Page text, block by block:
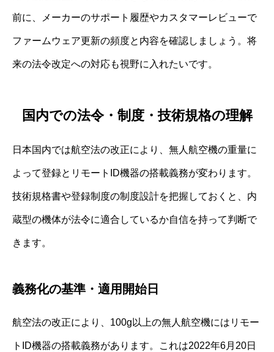
前に、メーカーのサポート履歴やカスタマーレビューで
ファームウェア更新の頻度と内容を確認しましょう。将
来の法令改定への対応も視野に入れたいです。
国内での法令・制度・技術規格の理解
日本国内では航空法の改正により、無人航空機の重量に
よって登録とリモートID機器の搭載義務が変わります。
技術規格書や登録制度の制度設計を把握しておくと、内
蔵型の機体が法令に適合しているか自信を持って判断で
きます。
義務化の基準・適用開始日
航空法の改正により、100g以上の無人航空機にはリモー
トID機器の搭載義務があります。これは2022年6月20日